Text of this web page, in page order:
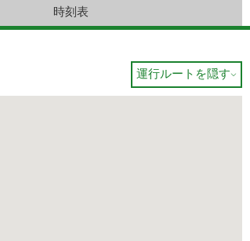
時刻表
運行ルートを隠す